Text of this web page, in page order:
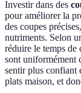
Investir dans des
pour améliorer la
des coupes
nutriments. Selon
réduire le temps de
sont uniformément
sentir plus confiant
plats maison, et